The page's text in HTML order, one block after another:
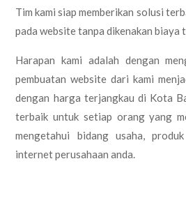
Tim kami siap memberikan solusi
pada website tanpa dikenakan biaya
Harapan kami adalah dengan
pembuatan website dari kami
dengan harga terjangkau di Kota
terbaik untuk setiap orang yang
mengetahui bidang usaha,
internet perusahaan anda.